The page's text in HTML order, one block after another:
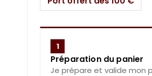
1
Préparation du panier
Je prépare et valide mon